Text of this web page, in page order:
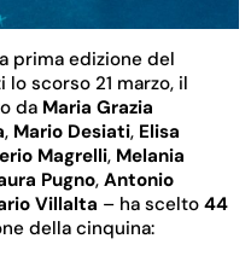
prima edizione del
lo scorso 21 marzo, il
da Maria Grazia
, Mario Desiati, Elisa
Magrelli, Melania
Pugno, Antonio
Villalta – ha scelto 44
della cinquina: